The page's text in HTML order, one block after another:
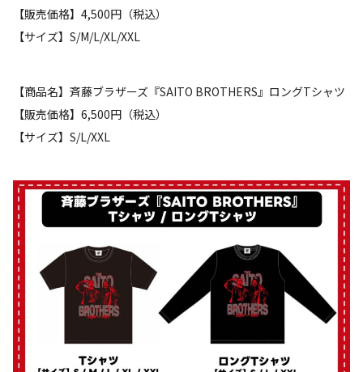
【販売価格】4,500円（税込）
【サイズ】S/M/L/XL/XXL
【商品名】斉藤ブラザーズ『SAITO BROTHERS』ロングTシャツ
【販売価格】6,500円（税込）
【サイズ】S/L/XXL